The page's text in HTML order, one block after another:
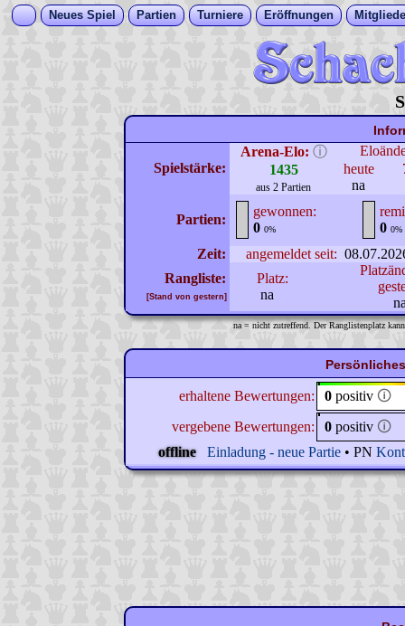
Neues Spiel Partien Turniere Eröffnungen
Spielstärke:
Arena-Elo: ⓘ
1435
aus 2 Partien
heute
na
Partien:
gewonnen:
0 0%
0 0%
Zeit: angemeldet seit:
Rangliste:
[Stand von gestern]
Platz:
na
na = nicht zutreffend. Der Ranglistenplatz
erhaltene Bewertungen: 0 positiv 🛈
vergebene Bewertungen:
0 positiv 🛈
offline
Einladung - neue Partie • PN